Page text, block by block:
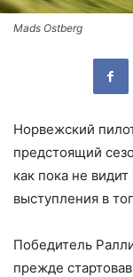
Mads Ostberg
Норвежский
предстоящий
как пока не
выступления в
Победитель
прежде